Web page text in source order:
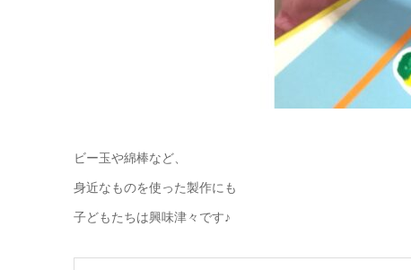
ビー玉や綿棒など、
身近なものを使った製作にも
子どもたちは興味津々です♪